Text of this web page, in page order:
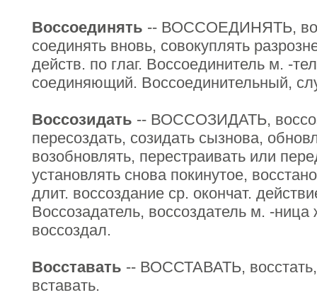
Воссоединять -- ВОССОЕДИНЯТЬ,
соединять вновь, совокуплять
действ. по глаг. Воссоединитель м. -
соединяющий. Воссоединительный,
Воссозидать -- ВОССОЗИДАТЬ,
пересоздать, созидать сызнова,
возобновлять, перестраивать или
установлять снова покинутое,
длит. воссоздание ср. окончат.
Воссозадатель, воссоздатель м. -ница
воссоздал.
Восставать -- ВОССТАВАТЬ,
вставать.